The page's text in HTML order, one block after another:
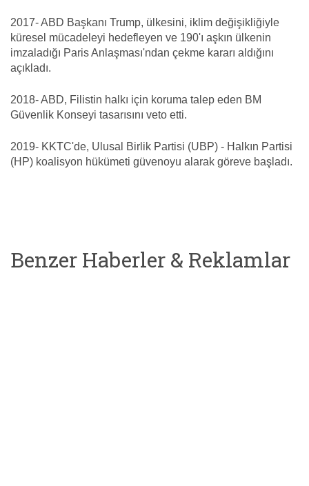
2017- ABD Başkanı Trump, ülkesini, iklim değişikliğiyle
küresel mücadeleyi hedefleyen ve 190'ı aşkın ülkenin
imzaladığı Paris Anlaşması'ndan çekme kararı aldığını
açıkladı.
2018- ABD, Filistin halkı için koruma talep eden BM
Güvenlik Konseyi tasarısını veto etti.
2019- KKTC'de, Ulusal Birlik Partisi (UBP) - Halkın Partisi
(HP) koalisyon hükümeti güvenoyu alarak göreve başladı.
Benzer Haberler & Reklamlar